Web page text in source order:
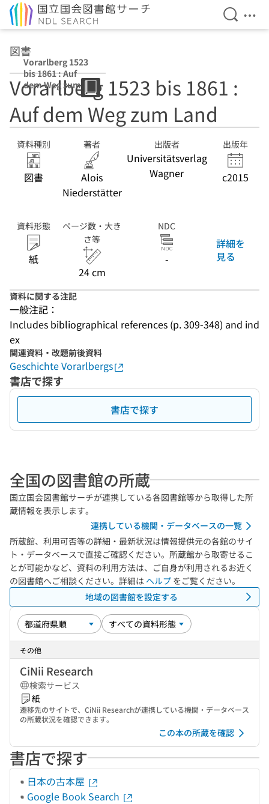
検索を
メ
図書
Vorarlberg 1523
bis 1861 : Auf
dem Weg zum
Land
Vorarlberg 1523 bis 1861 :
Auf dem Weg zum Land
資料種別
図書
著者
Alois
Niederstätter
出版者
Universitätsverlag
Wagner
出版年
c2015
資料形態
紙
ページ数・大き
さ等
24 cm
NDC
-
詳細を
見る
資料に関する注記
一般注記：
Includes bibliographical references (p. 309-348) and ind
ex
関連資料・改題前後資料
Geschichte Vorarlbergs
書店で探す
書店で探す
全国の図書館の所蔵
国立国会図書館サーチが連携している各図書館等から取得した所
蔵情報を表示します。
連携している機関・データベースの一覧
所蔵館、利用可否等の詳細・最新状況は情報提供元の各館のサイ
ト・データベースで直接ご確認ください。所蔵館から取寄せるこ
とが可能かなど、資料の利用方法は、ご自身が利用されるお近く
の図書館へご相談ください。詳細は ヘルプ をご覧ください。
地域の図書館を設定する
その他
CiNii Research
検索サービス
紙
遷移先のサイトで、CiNii Researchが連携している機関・データベース
の所蔵状況を確認できます。
この本の所蔵を確認
書店で探す
日本の古本屋
Google Book Search